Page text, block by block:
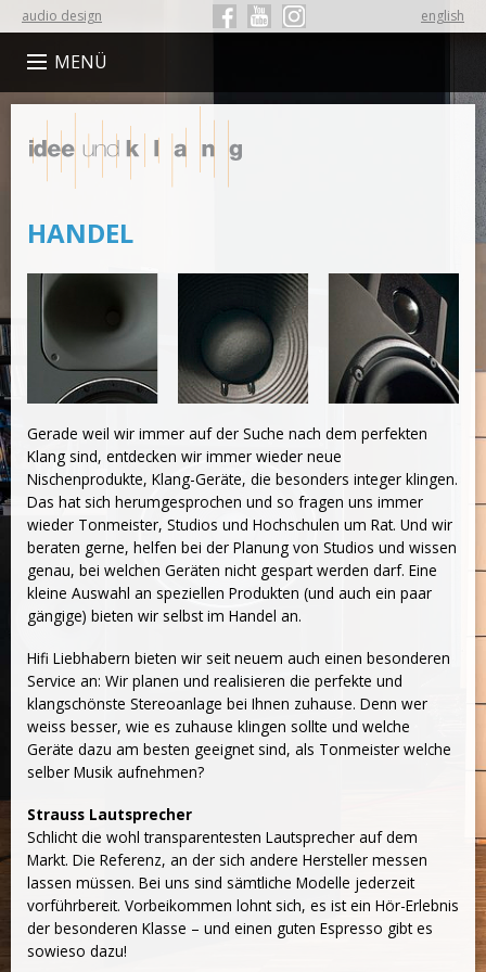
audio design Folge Idee und Klang auf Facebook
Folge Idee und Klang auf YouTube
Folge Idee und Klang aufenglish
MENÜ
Idee
und
Klang
HANDEL
Gerade weil wir immer auf der Suche nach dem perfekten
Klang sind, entdecken wir immer wieder neue
Nischenprodukte, Klang-Geräte, die besonders integer klingen.
Das hat sich herumgesprochen und so fragen uns immer
wieder Tonmeister, Studios und Hochschulen um Rat. Und wir
beraten gerne, helfen bei der Planung von Studios und wissen
genau, bei welchen Geräten nicht gespart werden darf. Eine
kleine Auswahl an speziellen Produkten (und auch ein paar
gängige) bieten wir selbst im Handel an.
Hifi Liebhabern bieten wir seit neuem auch einen besonderen
Service an: Wir planen und realisieren die perfekte und
klangschönste Stereoanlage bei Ihnen zuhause. Denn wer
weiss besser, wie es zuhause klingen sollte und welche
Geräte dazu am besten geeignet sind, als Tonmeister welche
selber Musik aufnehmen?
Strauss Lautsprecher
Schlicht die wohl transparentesten Lautsprecher auf dem
Markt. Die Referenz, an der sich andere Hersteller messen
lassen müssen. Bei uns sind sämtliche Modelle jederzeit
vorführbereit. Vorbeikommen lohnt sich, es ist ein Hör-Erlebnis
der besonderen Klasse – und einen guten Espresso gibt es
sowieso dazu!